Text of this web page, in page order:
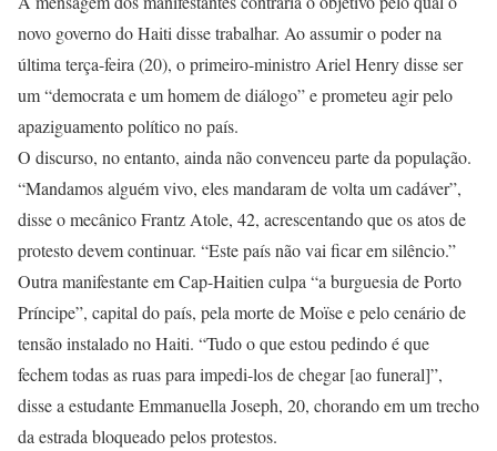
novo governo do Haiti disse trabalhar. Ao assumir o poder na
última terça-feira (20), o primeiro-ministro Ariel Henry disse ser
um “democrata e um homem de diálogo” e prometeu agir pelo
apaziguamento político no país.
O discurso, no entanto, ainda não convenceu parte da população.
“Mandamos alguém vivo, eles mandaram de volta um cadáver”,
disse o mecânico Frantz Atole, 42, acrescentando que os atos de
protesto devem continuar. “Este país não vai ficar em silêncio.”
Outra manifestante em Cap-Haitien culpa “a burguesia de Porto
Príncipe”, capital do país, pela morte de Moïse e pelo cenário de
tensão instalado no Haiti. “Tudo o que estou pedindo é que
fechem todas as ruas para impedi-los de chegar [ao funeral]”,
disse a estudante Emmanuella Joseph, 20, chorando em um trecho
da estrada bloqueado pelos protestos.